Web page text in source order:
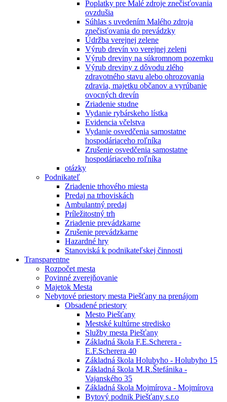
Poplatky pre Malé zdroje znečisťovania
ovzdušia
Súhlas s uvedením Malého zdroja
znečisťovania do prevádzky
Údržba verejnej zelene
Výrub drevín vo verejnej zeleni
Výrub dreviny na súkromnom pozemku
Výrub dreviny z dôvodu zlého
zdravotného stavu alebo ohrozovania
zdravia, majetku občanov a vyrúbanie
ovocných drevín
Zriadenie studne
Vydanie rybárskeho lístka
Evidencia včelstva
Vydanie osvedčenia samostatne
hospodáriaceho roľníka
Zrušenie osvedčenia samostatne
hospodáriaceho roľníka
otázky
Podnikateľ
Zriadenie trhového miesta
Predaj na trhoviskách
Ambulantný predaj
Príležitostný trh
Zriadenie prevádzkarne
Zrušenie prevádzkarne
Hazardné hry
Stanoviská k podnikateľskej činnosti
Transparentne
Rozpočet mesta
Povinné zverejňovanie
Majetok Mesta
Nebytové priestory mesta Piešťany na prenájom
Obsadené priestory
Mesto Piešťany
Mestské kultúrne stredisko
Služby mesta Piešťany
Základná škola F.E.Scherera -
E.F.Scherera 40
Základná škola Holubyho - Holubyho 15
Základná škola M.R.Štefánika -
Vajanského 35
Základná škola Mojmírova - Mojmírova
Bytový podnik Piešťany s.r.o